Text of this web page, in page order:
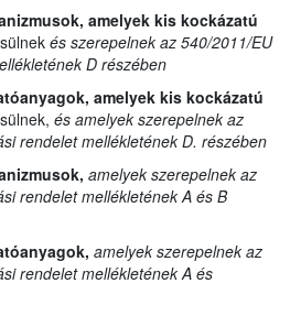
amelyek kis kockázatú
és szerepelnek az 540/2011/EU
D részében
amelyek kis kockázatú
és amelyek szerepelnek az
rendelet mellékletének D. részében
amelyek szerepelnek az
rendelet mellékletének A és B
amelyek szerepelnek az
rendelet mellékletének A és